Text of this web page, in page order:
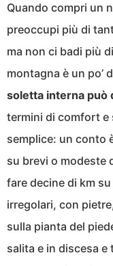
Quando compri un
preoccupi più di
ma non ci badi più
montagna è un po’
soletta interna può
termini di comfort e
semplice: un conto
su brevi o modeste
fare decine di km
irregolari, con
sulla pianta del
salita e in discesa